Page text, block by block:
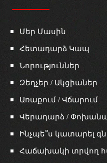
Մեր Մասին
Հետադարձ Կապ
Նորություններ
Զեղչեր / Ակցիաներ
Առաքում / Վճարում
Վերադարձ /
Ինչպե՞ս կատարել
Հաճախակի տրվող